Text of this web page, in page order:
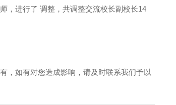
，进行了 调整，共调整交流校长副校长14
，如有对您造成影响，请及时联系我们予以